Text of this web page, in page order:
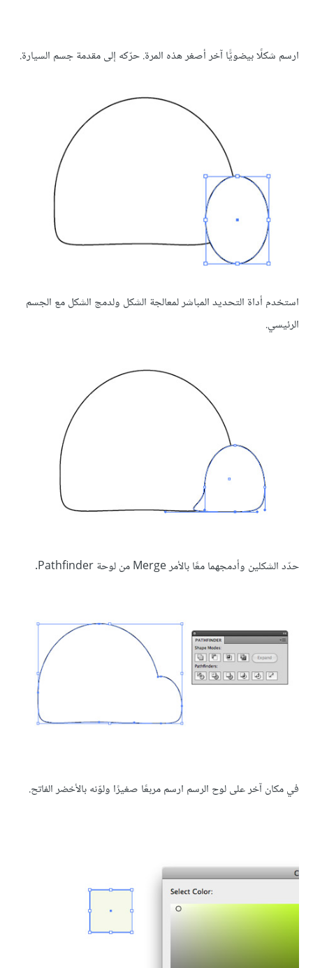
ارسم شكلًا بيضويًّا آخر أصغر هذه المرة. حرّكه إلى مقدمة جسم السيارة.
استخدم أداة التحديد المباشر لمعالجة الشكل ولدمج الشكل مع الجسم
الرئيسي.
حدّد الشكلين وأدمجهما معًا بالأمر Merge من لوحة Pathfinder.
في مكان آخر على لوح الرسم ارسم مربعًا صغيرًا ولوّنه بالأخضر الفاتح.